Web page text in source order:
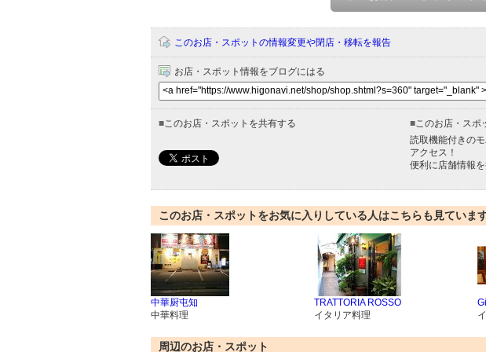
このお店・スポットの情報変更や閉店・移転を報告
お店・スポット情報をブログにはる
■ このお店・スポットを共有する ■ このお店・スポ
読取機能付きの
アクセス！
便利に店舗情報を
このお店・スポットをお気に入りしている人はこちらも見ていま
中華厨屯知
中華料理
TRATTORIA ROSSO
イタリア料理
周辺のお店・スポット